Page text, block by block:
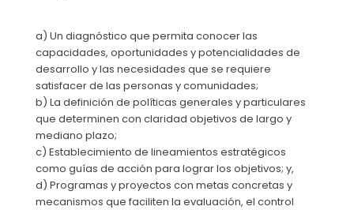
Cédulas presupuestarias y balances
Procesos de contratación
Ejecución Presupuestaria
Obras y proyectos
a) Un diagnóstico que permita conocer las
capacidades, oportunidades y potencialidades de
desarrollo y las necesidades que se requiere
satisfacer de las personas y comunidades;
b) La definición de políticas generales y particulares
que determinen con claridad objetivos de largo y
mediano plazo;
c) Establecimiento de lineamientos estratégicos
como guías de acción para lograr los objetivos; y,
d) Programas y proyectos con metas concretas y
mecanismos que faciliten la evaluación, el control